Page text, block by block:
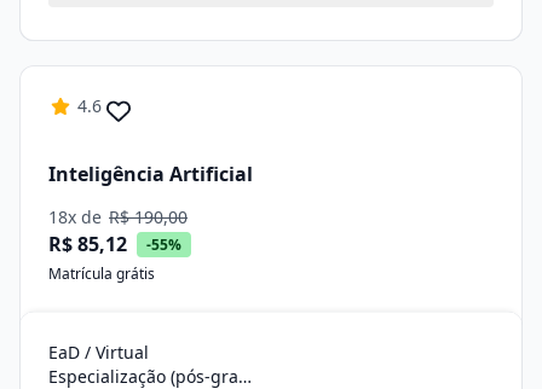
4.6
Inteligência Artificial
18x de R$ 190,00
R$ 85,12
-55%
Matrícula grátis
EaD / Virtual
Especialização (pós-graduação)